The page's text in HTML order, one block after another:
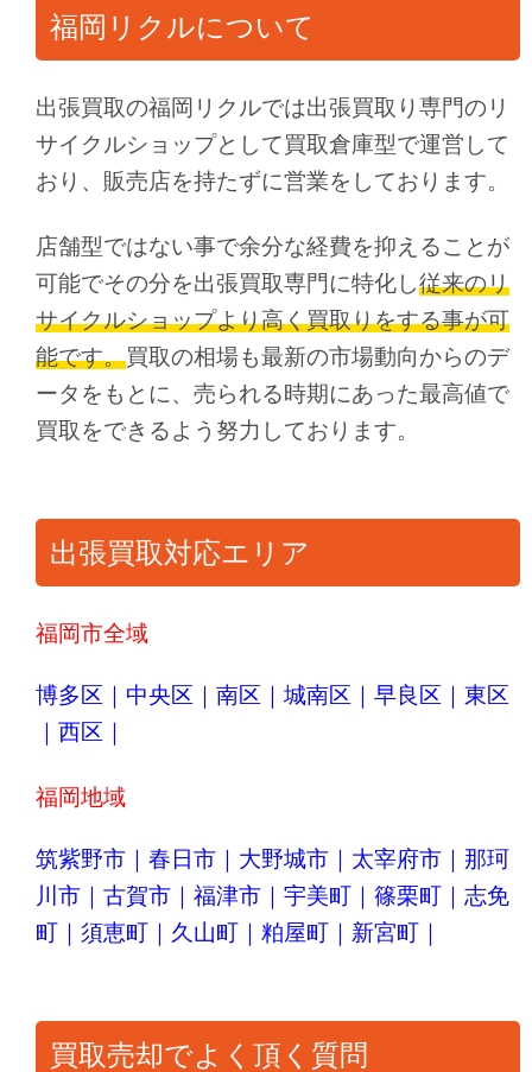
福岡リクルについて
出張買取の福岡リクルでは出張買取り専門のリ
サイクルショップとして買取倉庫型で運営して
おり、販売店を持たずに営業をしております。
店舗型ではない事で余分な経費を抑えることが
可能でその分を出張買取専門に特化し従来のリ
サイクルショップより高く買取りをする事が可
能です。買取の相場も最新の市場動向からのデ
ータをもとに、売られる時期にあった最高値で
買取をできるよう努力しております。
出張買取対応エリア
福岡市全域
博多区 中央区 南区 城南区 早良区
東区
西区
福岡地域
筑紫野市 春日市 大野城市 太宰府市
那珂
川市
古賀市 福津市 宇美町 篠栗町
志免
町
須恵町 久山町 粕屋町 新宮町
買取売却でよく頂く質問